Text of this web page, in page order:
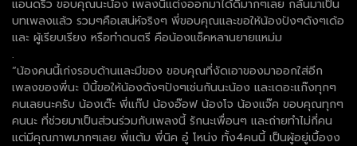
แอนดริว ขอบคุณนะน้อง เพลงนี้แต่งออกมาได้ดีมากๆเลย กลั่นมาเป็น
บทเพลงแล้ว รวมๆคือเสน่ห์จริงๆ พี่ขอบคุณและขอให้น้องปังๆดังๆเด้อ
และ ผู้เรียบเรียง หรือทำดนตรี คือน้องแซ็คหลานยายแหม่ม
.
“น้องคนนี้เก่งรอบด้านและมีของ ขอบคุณที่งัดเอาของมาออกใส่อีก
เพลงของพี่นะ ปีนี้ขอให้น้องดังๆปังๆเช่นกันนะน้อง และเดอะแก๊งทุกๆ
คนเลยนะครับ น้องเต๊ะ พี่แก๊ป น้องอ๊อฟ น้องโจ น้องแจ๊ค ขอบคุณทุกๆ
คนนะ ที่ช่วยมาเป็นส่วนร่วมกับเพลงนี้ รักนะเพื่อนๆ และถ่ายทำไม่กี่คน
แต่มีคุณภาพมากๆเลย พี่แต้ม พี่นิค อู๋ โหน่ง ทั้ง4คนนี้ เป็นผู้อยู่เบื้องง